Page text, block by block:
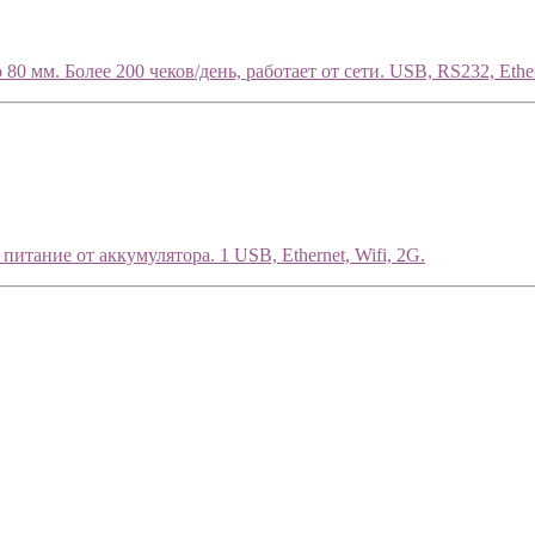
мм. Более 200 чеков/день, работает от сети. USB, RS232,
от аккумулятора. 1 USB, Ethernet, Wifi, 2G.